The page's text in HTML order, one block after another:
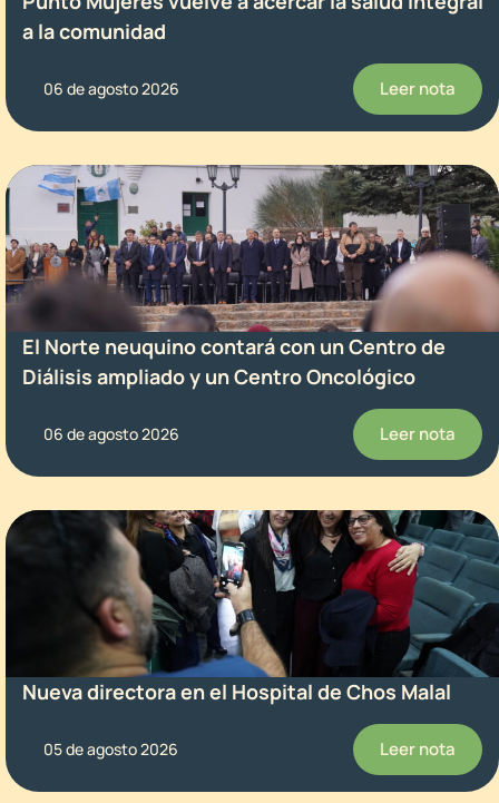
a la comunidad
06 de agosto 2026 Leer nota
El Norte neuquino contará con un Centro de
Diálisis ampliado y un Centro Oncológico
06 de agosto 2026 Leer nota
Nueva directora en el Hospital de Chos Malal
05 de agosto 2026 Leer nota